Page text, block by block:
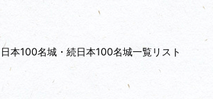
日本100名城・続日本100名城一覧リスト